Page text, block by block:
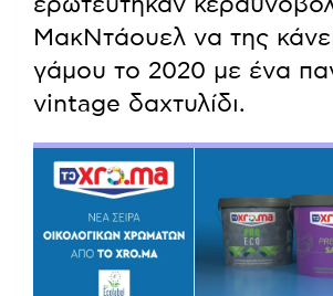
ΜακΝτάουελ να της
γάμου το 2020 με ένα
vintage δαχτυλίδι.